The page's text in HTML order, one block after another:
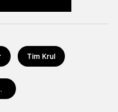
Tim Krul